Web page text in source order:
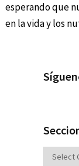
esperando que
en la vida y los